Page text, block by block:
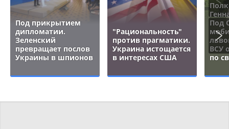
Под прикрытием
дипломатии.
Зеленский
превращает послов
Украины в шпионов
"Рациональность"
против прагматики.
Украина истощается
в интересах США
Под
ВСУ
по